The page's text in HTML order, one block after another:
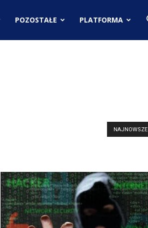
POZOSTAŁE PLATFORMA
NAJNOWSZE